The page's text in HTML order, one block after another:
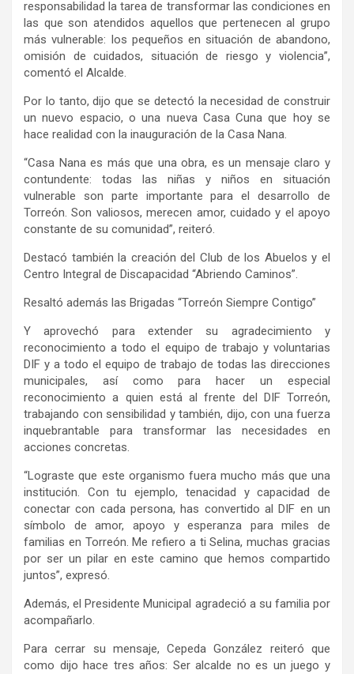
responsabilidad la tarea de transformar las condiciones en
las que son atendidos aquellos que pertenecen al grupo
más vulnerable: los pequeños en situación de abandono,
omisión de cuidados, situación de riesgo y violencia”,
comentó el Alcalde.
Por lo tanto, dijo que se detectó la necesidad de construir
un nuevo espacio, o una nueva Casa Cuna que hoy se
hace realidad con la inauguración de la Casa Nana.
“Casa Nana es más que una obra, es un mensaje claro y
contundente: todas las niñas y niños en situación
vulnerable son parte importante para el desarrollo de
Torreón. Son valiosos, merecen amor, cuidado y el apoyo
constante de su comunidad”, reiteró.
Destacó también la creación del Club de los Abuelos y el
Centro Integral de Discapacidad “Abriendo Caminos”.
Resaltó además las Brigadas “Torreón Siempre Contigo”
Y aprovechó para extender su agradecimiento y
reconocimiento a todo el equipo de trabajo y voluntarias
DIF y a todo el equipo de trabajo de todas las direcciones
municipales, así como para hacer un especial
reconocimiento a quien está al frente del DIF Torreón,
trabajando con sensibilidad y también, dijo, con una fuerza
inquebrantable para transformar las necesidades en
acciones concretas.
“Lograste que este organismo fuera mucho más que una
institución. Con tu ejemplo, tenacidad y capacidad de
conectar con cada persona, has convertido al DIF en un
símbolo de amor, apoyo y esperanza para miles de
familias en Torreón. Me refiero a ti Selina, muchas gracias
por ser un pilar en este camino que hemos compartido
juntos”, expresó.
Además, el Presidente Municipal agradeció a su familia por
acompañarlo.
Para cerrar su mensaje, Cepeda González reiteró que
como dijo hace tres años: Ser alcalde no es un juego y